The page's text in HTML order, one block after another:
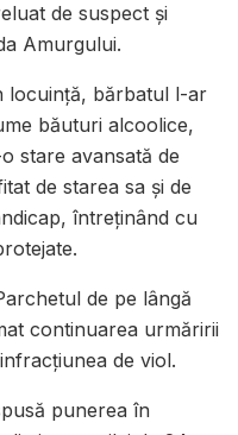
de suspect și
Amurgului.
locuință, bărbatul l-ar
băuturi alcoolice,
stare avansată de
de starea sa și de
întreținând cu
de pe lângă
continuarea urmăririi
de viol.
punerea în